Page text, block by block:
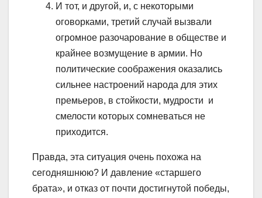
И тот, и другой, и, с некоторыми
оговорками, третий случай вызвали
огромное разочарование в обществе и
крайнее возмущение в армии. Но
политические соображения оказались
сильнее настроений народа для этих
премьеров, в стойкости, мудрости и
смелости которых сомневаться не
приходится.
Правда, эта ситуация очень похожа на
сегодняшнюю? И давление «старшего
брата», и отказ от почти достигнутой победы,